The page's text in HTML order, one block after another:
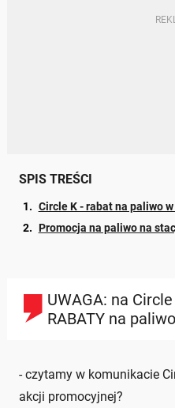
SPIS TREŚCI
Circle K - rabat na paliwo
Promocja na paliwo na
UWAGA: na
RABATY na
- czytamy w komunikacie
akcji promocyjnej?